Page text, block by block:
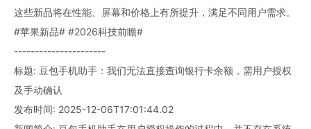
这些新品将在性能、屏幕和价格上有所提升，满足不同用户需求。
#苹果新品# #2026科技前瞻#
----------------------
标题: 豆包手机助手：我们无法直接查询银行卡余额，需用户授权
及手动确认
发布时间: 2025-12-06T17:01:44.02